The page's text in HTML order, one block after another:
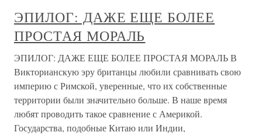
ЭПИЛОГ: ДАЖЕ ЕЩЕ БОЛЕЕ
ПРОСТАЯ МОРАЛЬ
ЭПИЛОГ: ДАЖЕ ЕЩЕ БОЛЕЕ ПРОСТАЯ МОРАЛЬ В
Викторианскую эру британцы любили сравнивать свою
империю с Римской, уверенные, что их собственные
территории были значительно больше. В наше время
любят проводить такое сравнение с Америкой.
Государства, подобные Китаю или Индии,